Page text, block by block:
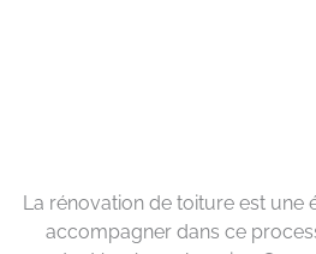
La rénovation de toiture est une
accompagner dans ce